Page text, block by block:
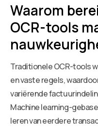
Waarom
OCR-tools
Traditionele OCR-tools
en vaste regels,
variërende
Machine learning-
leren van eerdere